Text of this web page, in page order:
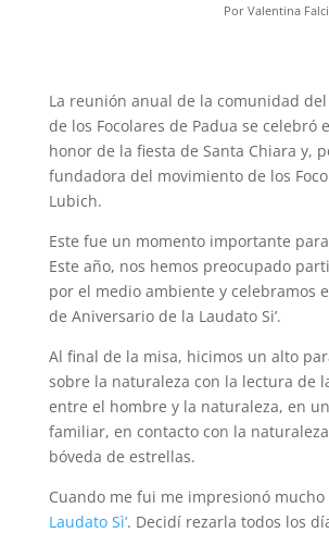
Por Valentina
La reunión anual de la comunidad
de los Focolares de Padua se celebró
honor de la fiesta de Santa Chiara y,
fundadora del movimiento de los
Lubich.
Este fue un momento importante
Este año, nos hemos preocupado
por el medio ambiente y celebramos
de Aniversario de la Laudato Si’.
Al final de la misa, hicimos un alto
sobre la naturaleza con la lectura de
entre el hombre y la naturaleza, en
familiar, en contacto con la
bóveda de estrellas.
Cuando me fui me impresionó mucho
Laudato Sì’. Decidí rezarla todos los